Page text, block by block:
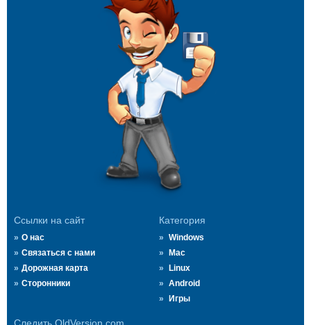
Ссылки на сайт
О нас
Связаться с нами
Дорожная карта
Сторонники
Категория
Windows
Mac
Linux
Android
Игры